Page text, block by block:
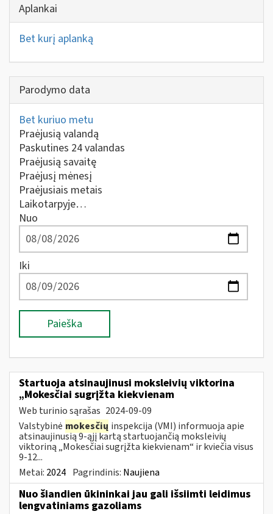
Aplankai
Bet kurį aplanką
Parodymo data
Bet kuriuo metu
Praėjusią valandą
Paskutines 24 valandas
Praėjusią savaitę
Praėjusį mėnesį
Praėjusiais metais
Laikotarpyje…
Nuo
Iki
Paieška
Startuoja atsinaujinusi moksleivių viktorina
„Mokesčiai sugrįžta kiekvienam
Web turinio sąrašas 2024-09-09
Valstybinė mokesčių inspekcija (VMI) informuoja apie
atsinaujinusią 9-ąjį kartą startuojančią moksleivių
viktoriną „Mokesčiai sugrįžta kiekvienam“ ir kviečia visus
9-12...
Metai: 2024 Pagrindinis: Naujiena
Nuo šiandien ūkininkai jau gali išsiimti leidimus
lengvatiniams gazoliams